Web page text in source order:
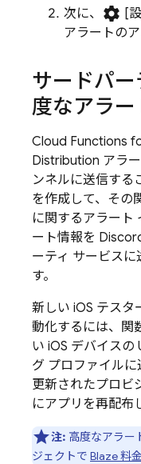
次に、 settings [
アラートの
サードパ
度なアラ
Cloud Functions
Distribution アラ
ンネルに送信する
を作成して、その
に関するアラート
ート情報を
ーティ サービス
す。
新しい iOS テスタ
動化するには、関
い iOS デバイス
グ プロファイルに
更新されたプロビ
にアプリを再配布
注: 高度なアラー
ジェクトで Blaze 料